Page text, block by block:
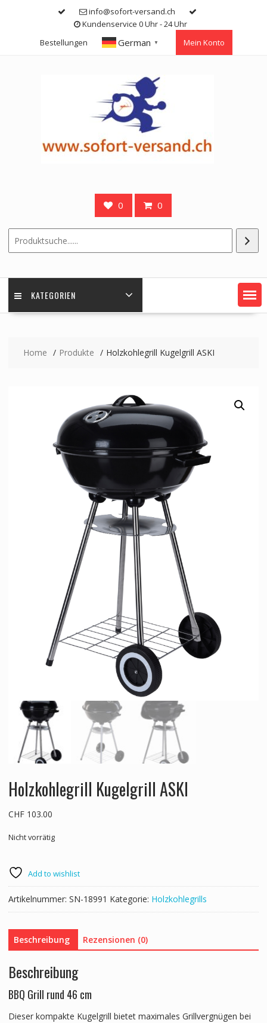
info@sofort-versand.ch
Kundenservice 0 Uhr - 24 Uhr
Bestellungen
German ▼ Mein Konto
0 0
KATEGORIEN
Home Produkte Holzkohlegrill Kugelgrill ASKI
Holzkohlegrill Kugelgrill ASKI
CHF103.00
Nicht vorrätig
Add to wishlist
Artikelnummer: SN-18991 Kategorie: Holzkohlegrills
Beschreibung Rezensionen (0)
Beschreibung
BBQ Grill rund 46 cm
Dieser kompakte Kugelgrill bietet maximales Grillvergnügen bei